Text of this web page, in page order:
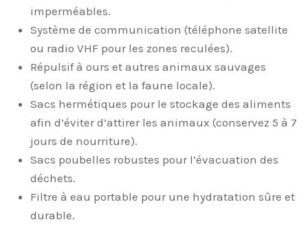
imperméables.
Système de communication (téléphone satellite
ou radio VHF pour les zones reculées).
Répulsif à ours et autres animaux sauvages
(selon la région et la faune locale).
Sacs hermétiques pour le stockage des aliments
afin d’éviter d’attirer les animaux (conservez 5 à 7
jours de nourriture).
Sacs poubelles robustes pour l’évacuation des
déchets.
Filtre à eau portable pour une hydratation sûre et
durable.